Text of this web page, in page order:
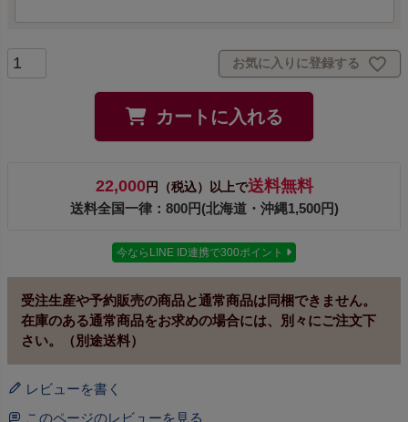
お気に入りに登録する
カートに入れる
22,000円（税込）以上で送料無料
送料全国一律：800円(北海道・沖縄1,500円)
今ならLINE ID連携で300ポイント
受注生産や予約販売の商品と通常商品は同梱できません。
在庫のある通常商品をお求めの場合には、別々にご注文下
さい。（別途送料）
レビューを書く
このページのレビューを見る